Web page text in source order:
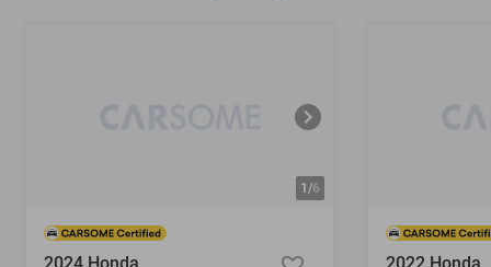
1/6
2024 Honda
2022 Honda